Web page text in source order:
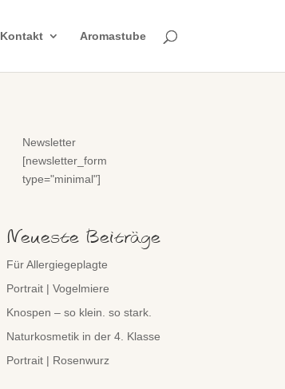
Kontakt Aromastube
Newsletter
[newsletter_form
type="minimal"]
Neueste Beiträge
Für Allergiegeplagte
Portrait | Vogelmiere
Knospen – so klein. so stark.
Naturkosmetik in der 4. Klasse
Portrait | Rosenwurz